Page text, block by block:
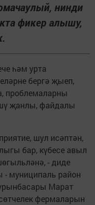
нинди
фикер алышу,
һәм урта
бергә җыеп,
проблемаларны
җанлы, файдалы
шул исәптән,
бар, күбесе авыл
- диде
- муниципаль район
Марат
фермаларын